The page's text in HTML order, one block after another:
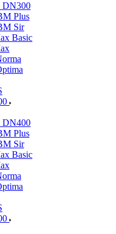
DN300
Plus
Sir
Basic
DN400
Plus
Sir
Basic